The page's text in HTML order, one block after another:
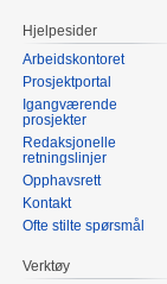
Hjelpesider
Arbeidskontoret
Prosjektportal
Igangværende
prosjekter
Redaksjonelle
retningslinjer
Opphavsrett
Kontakt
Ofte stilte spørsmål
Verktøy